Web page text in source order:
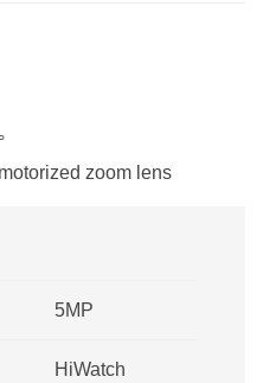
zoom lens
5MP
HiWatch